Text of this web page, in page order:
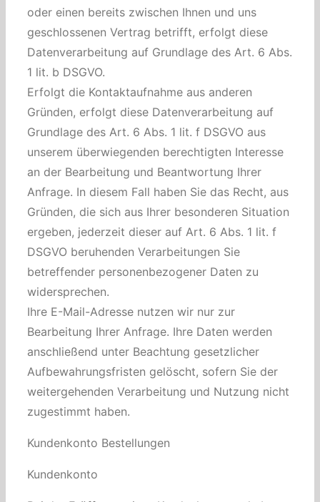
oder einen bereits zwischen Ihnen und uns
geschlossenen Vertrag betrifft, erfolgt diese
Datenverarbeitung auf Grundlage des Art. 6 Abs.
1 lit. b DSGVO.
Erfolgt die Kontaktaufnahme aus anderen
Gründen, erfolgt diese Datenverarbeitung auf
Grundlage des Art. 6 Abs. 1 lit. f DSGVO aus
unserem überwiegenden berechtigten Interesse
an der Bearbeitung und Beantwortung Ihrer
Anfrage. In diesem Fall haben Sie das Recht, aus
Gründen, die sich aus Ihrer besonderen Situation
ergeben, jederzeit dieser auf Art. 6 Abs. 1 lit. f
DSGVO beruhenden Verarbeitungen Sie
betreffender personenbezogener Daten zu
widersprechen.
Ihre E-Mail-Adresse nutzen wir nur zur
Bearbeitung Ihrer Anfrage. Ihre Daten werden
anschließend unter Beachtung gesetzlicher
Aufbewahrungsfristen gelöscht, sofern Sie der
weitergehenden Verarbeitung und Nutzung nicht
zugestimmt haben.
Kundenkonto Bestellungen
Kundenkonto